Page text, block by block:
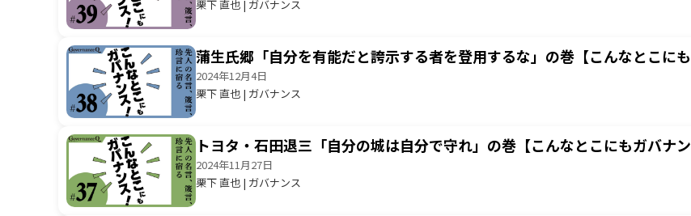
栗下 直也 | ガバナンス
蒲生氏郷「自分を有能だと誇示する者を登用するな」の巻【こんなとこに
2024年12月4日
栗下 直也 | ガバナンス
トヨタ・石田退三「自分の城は自分で守れ」の巻【こんなとこにもガバナン
2024年11月27日
栗下 直也 | ガバナンス